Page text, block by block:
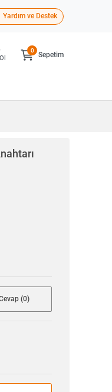
Yardım ve Destek
Sepetim
0
(0)